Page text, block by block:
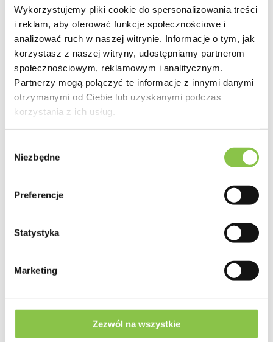
Wykorzystujemy pliki cookie do spersonalizowania treści
i reklam, aby oferować funkcje społecznościowe i
analizować ruch w naszej witrynie. Informacje o tym, jak
korzystasz z naszej witryny, udostępniamy partnerom
społecznościowym, reklamowym i analitycznym.
Partnerzy mogą połączyć te informacje z innymi danymi
otrzymanymi od Ciebie lub uzyskanymi podczas
korzystania z ich usług.
zgody
Niezbędne
Preferencje
Statystyka
Marketing
Zezwól na wszystkie
sprawia, że jest atrakcyjnym składnikiem w produktach do
pielęgnacji skóry i włosów. Jednakże, przed rozpoczęciem
stosowania kosmetyków z marihuaną, zaleca się
konsultację z dermatologiem, szczególnie jeśli masz
wrażliwą skórę lub skłonności do alergii, aby uniknąć
potencjalnych reakcji lub podrażnień.
Naturalne kosmetyki z konopi —
właściwości
zdrowotnych i kosmetycznych.
Kosmetyki z konopi
naturalne składniki i potencjalne korzyści dla skóry. Oto
kilka właściwości naturalnych kosmetyków z konopi:
Nawilżenie i odżywienie
kwas oleinowy, linolowy i gamma-linolenowy, które
pomagają nawilżyć skórę. Te substancje mogą również
długotrwałe nawilżenie.
Przeciwzapalne działanie